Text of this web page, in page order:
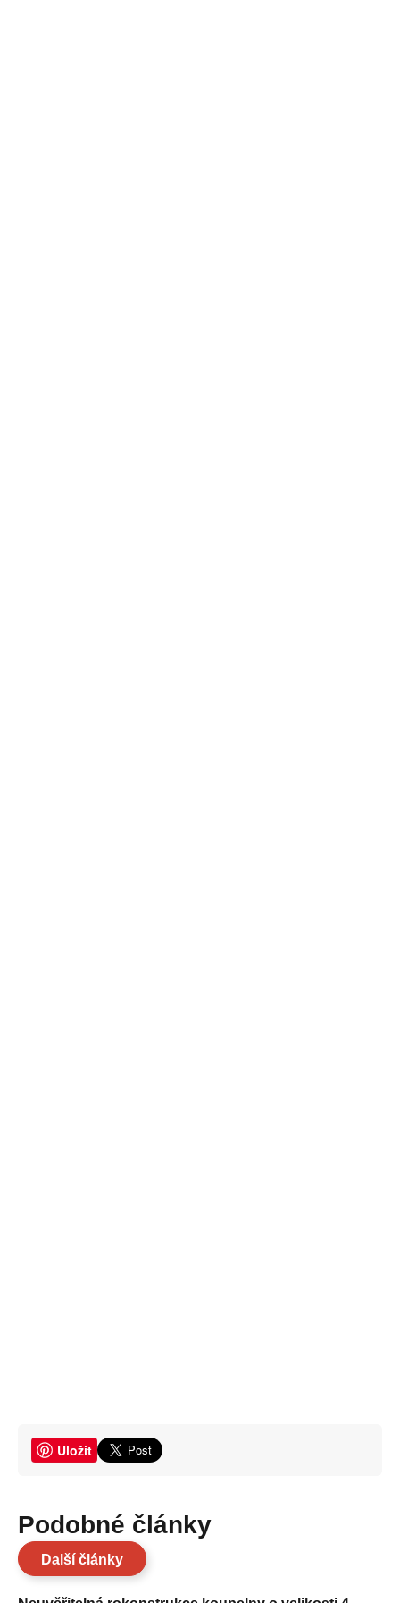
Uložit
Podobné články
Další články